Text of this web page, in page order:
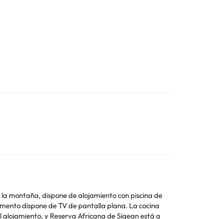
montaña, dispone de alojamiento con piscina de